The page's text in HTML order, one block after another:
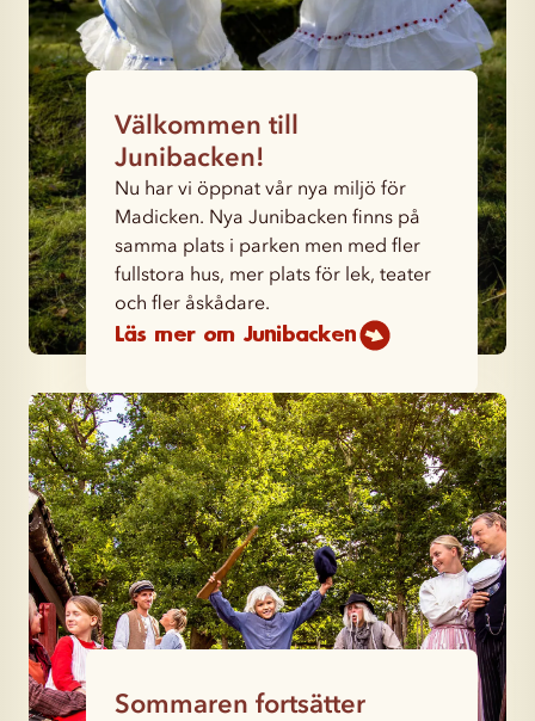
Välkommen till
Junibacken!
Nu har vi öppnat vår nya miljö för
Madicken. Nya Junibacken finns på
samma plats i parken men med fler
fullstora hus, mer plats för lek, teater
och fler åskådare.
Läs mer om Junibacken
Sommaren fortsätter